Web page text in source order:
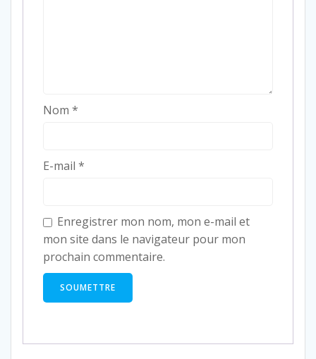
Nom *
E-mail *
Enregistrer mon nom, mon e-mail et
mon site dans le navigateur pour mon
prochain commentaire.